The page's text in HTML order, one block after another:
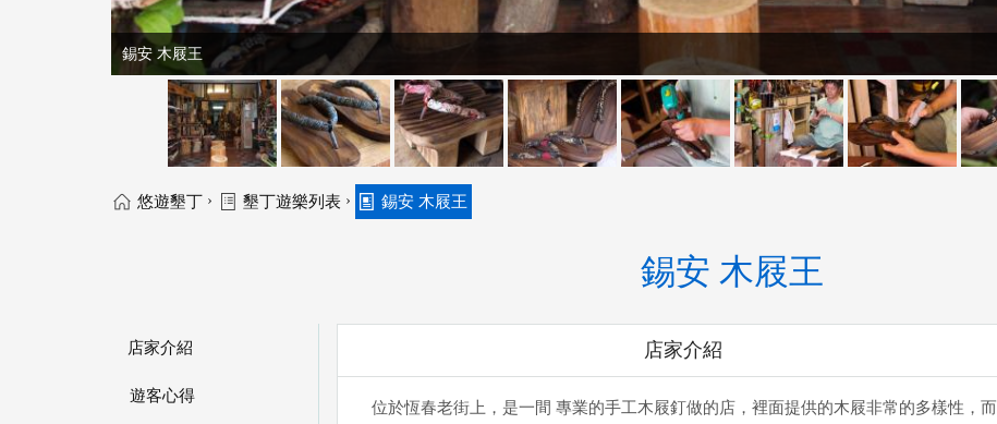
錫安 木屐王
悠遊墾丁 › 墾丁遊樂列表 › 錫安 木屐王
錫安 木屐王
店家介紹
遊客心得
店家介紹
位於恆春老街上，是一間 專業的手工木屐釘做的店，裡面提供的木屐非常的多樣性，而